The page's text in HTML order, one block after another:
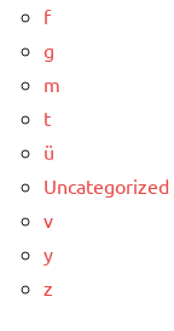
f
g
m
t
ü
Uncategorized
v
y
z